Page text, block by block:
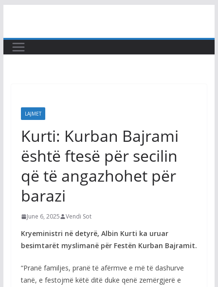
content
LAJMET
Kurti: Kurban Bajrami
është ftesë për secilin
që të angazhohet për
barazi
June 6, 2025 Vendi Sot
Kryeministri në detyrë, Albin Kurti ka uruar
besimtarët myslimanë për Festën Kurban Bajramit.
“Pranë familjes, pranë të afërmve e më të dashurve
tanë, e festojmë këtë ditë duke qenë zemërgjerë e